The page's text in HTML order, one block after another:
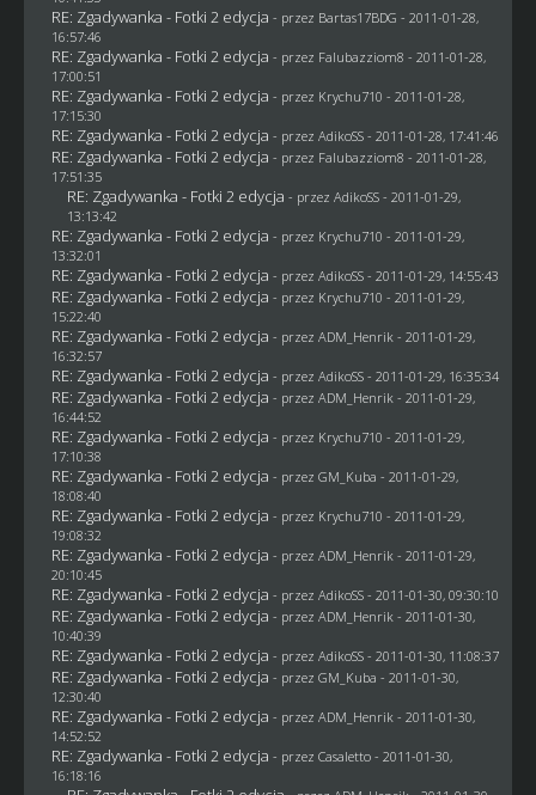
RE: Zgadywanka - Fotki 2 edycja - przez Bartas17BDG - 2011-01-28,
16:57:46
RE: Zgadywanka - Fotki 2 edycja - przez Falubazziom8 - 2011-01-28,
17:00:51
RE: Zgadywanka - Fotki 2 edycja - przez Krychu710 - 2011-01-28,
17:15:30
RE: Zgadywanka - Fotki 2 edycja - przez AdikoSS - 2011-01-28, 17:41:46
RE: Zgadywanka - Fotki 2 edycja - przez Falubazziom8 - 2011-01-28,
17:51:35
RE: Zgadywanka - Fotki 2 edycja - przez AdikoSS - 2011-01-29,
13:13:42
RE: Zgadywanka - Fotki 2 edycja - przez Krychu710 - 2011-01-29,
13:32:01
RE: Zgadywanka - Fotki 2 edycja - przez AdikoSS - 2011-01-29, 14:55:43
RE: Zgadywanka - Fotki 2 edycja - przez Krychu710 - 2011-01-29,
15:22:40
RE: Zgadywanka - Fotki 2 edycja - przez ADM_Henrik - 2011-01-29,
16:32:57
RE: Zgadywanka - Fotki 2 edycja - przez AdikoSS - 2011-01-29, 16:35:34
RE: Zgadywanka - Fotki 2 edycja - przez ADM_Henrik - 2011-01-29,
16:44:52
RE: Zgadywanka - Fotki 2 edycja - przez Krychu710 - 2011-01-29,
17:10:38
RE: Zgadywanka - Fotki 2 edycja - przez GM_Kuba - 2011-01-29,
18:08:40
RE: Zgadywanka - Fotki 2 edycja - przez Krychu710 - 2011-01-29,
19:08:32
RE: Zgadywanka - Fotki 2 edycja - przez ADM_Henrik - 2011-01-29,
20:10:45
RE: Zgadywanka - Fotki 2 edycja - przez AdikoSS - 2011-01-30, 09:30:10
RE: Zgadywanka - Fotki 2 edycja - przez ADM_Henrik - 2011-01-30,
10:40:39
RE: Zgadywanka - Fotki 2 edycja - przez AdikoSS - 2011-01-30, 11:08:37
RE: Zgadywanka - Fotki 2 edycja - przez GM_Kuba - 2011-01-30,
12:30:40
RE: Zgadywanka - Fotki 2 edycja - przez ADM_Henrik - 2011-01-30,
14:52:52
RE: Zgadywanka - Fotki 2 edycja - przez Casaletto- 2011-01-30,
16:18:16